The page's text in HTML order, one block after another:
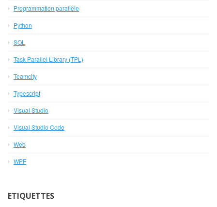
Programmation parallèle
Python
SQL
Task Parallel Library (TPL)
Teamcity
Typescript
Visual Studio
Visual Studio Code
Web
WPF
ETIQUETTES